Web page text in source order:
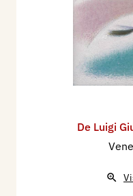
De Luigi